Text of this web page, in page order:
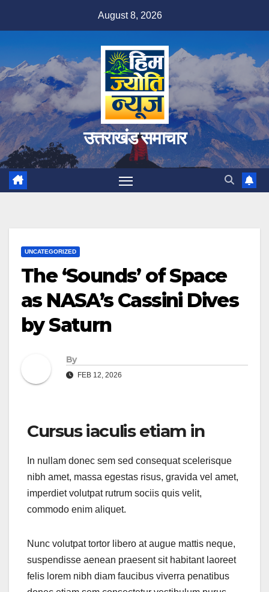
August 8, 2026
उत्तराखंड समाचार
UNCATEGORIZED
The ‘Sounds’ of Space
as NASA’s Cassini Dives
by Saturn
By
FEB 12, 2026
Cursus iaculis etiam in
In nullam donec sem sed consequat scelerisque
nibh amet, massa egestas risus, gravida vel amet,
imperdiet volutpat rutrum sociis quis velit,
commodo enim aliquet.
Nunc volutpat tortor libero at augue mattis neque,
suspendisse aenean praesent sit habitant laoreet
felis lorem nibh diam faucibus viverra penatibus